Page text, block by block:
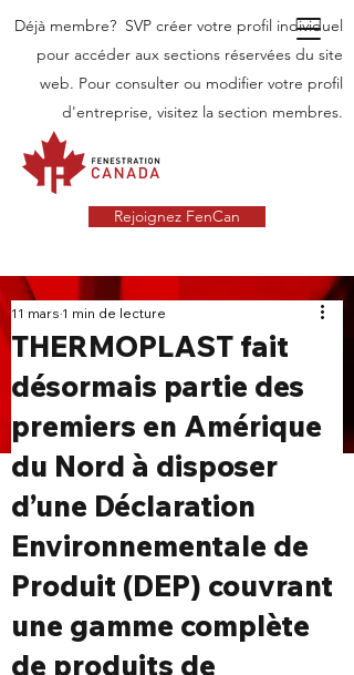
Déjà membre? SVP créer votre profil individuel
pour accéder aux sections réservées du site
web. Pour consulter ou modifier votre profil
d'entreprise, visitez la section membres.
Rejoignez FenCan
INDUSTRIE
NOUVELLES
Dernières nouvelles dans l'industrie des
portes et fenêtres au Canada
THERMOPLAST fait
désormais partie des
premiers en Amérique
du Nord à disposer
d’une Déclaration
Environnementale de
Produit (DEP) couvrant
une gamme complète
de produits de
11 mars 1 min de lecture